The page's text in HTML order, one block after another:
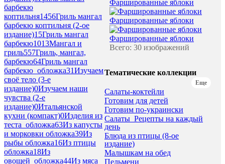
барбекю
коптильня1456Гриль мангал
барбекю коптильня (2-ое
издание)15Гриль мангал
барбекю1013Мангал и
гриль557Гриль, мангал,
барбекю64Гриль мангал
барбекю_обложка31Изучаем
своё тело (3-е
издание)0Изучаем наши
чувства (2-е
издание)0Итальянской
кухни (компакт)0Изделия из
теста_обложка63Из капусты
и морковки обложка39Из
рыбы обложка16Из птицы
обложка18Из
овощей_обложка44Из мяса
Фаршированные яблоки
Фаршированные яблоки
Фаршированные яблоки
Всего: 30 изображений
Тематические коллекции
Еще
Салаты-коктейли
Готовим для детей
Готовим по-украински
Салаты_Рецепты на каждый
день
Блюда из птицы (8-ое
издание)
Малышкам на обед
Пельмени